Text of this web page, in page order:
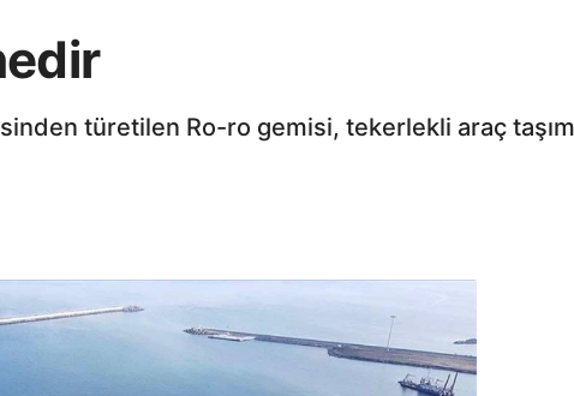
türetilen Ro-ro gemisi, tekerlekli araç